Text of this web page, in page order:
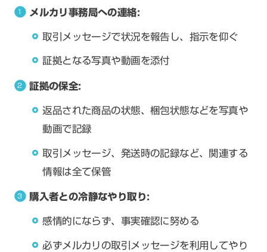
メルカリ事務局への連絡:
取引メッセージで状況を報告し、指示を仰ぐ
証拠となる写真や動画を添付
証拠の保全:
返品された商品の状態、梱包状態などを写真や
動画で記録
取引メッセージ、発送時の記録など、関連する
情報は全て保管
購入者との冷静なやり取り:
感情的にならず、事実確認に努める
必ずメルカリの取引メッセージを利用してやり